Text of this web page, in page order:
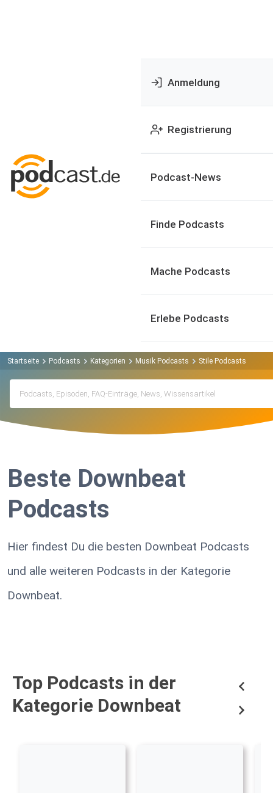
Anmeldung
Registrierung
Podcast-News
Finde Podcasts
Mache Podcasts
Erlebe Podcasts
Startseite Podcasts Kategorien Musik Podcasts Stile Podcasts
Beste Downbeat
Podcasts
Hier findest Du die besten Downbeat Podcasts
und alle weiteren Podcasts in der Kategorie
Downbeat.
Top Podcasts in der
Kategorie Downbeat